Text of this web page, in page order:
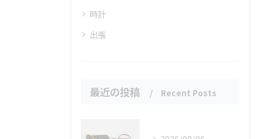
時計
出張
最近の投稿 Recent Posts